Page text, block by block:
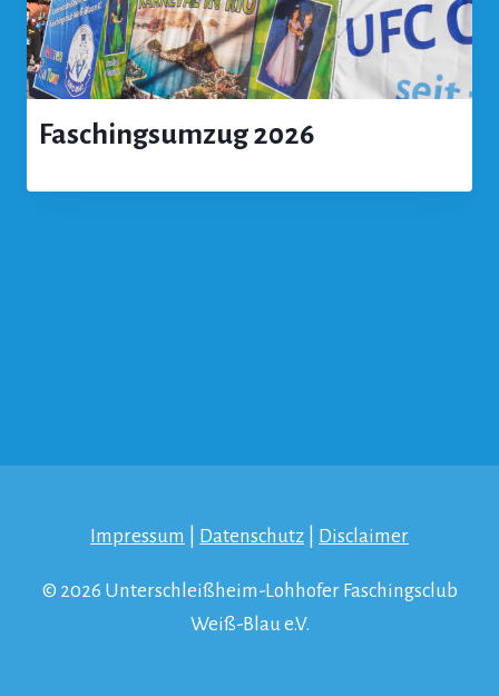
Faschingsumzug 2026
Impressum Datenschutz Disclaimer
© 2026 Unterschleißheim-Lohhofer Faschingsclub
Weiß-Blau e.V.